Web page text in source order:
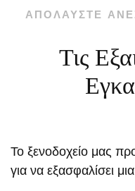
ΑΠΟΛΑΥΣΤΕ
Τις
Το ξενοδοχείο μας
για να εξασφαλίσει